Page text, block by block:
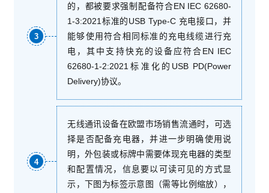
3
的，都被要求强制配备符合EN IEC 62680-
1-3:2021标准的USB Type-C 充电接口，并
能够使用符合相同标准的充电线缆进行充
电，其中支持快充的设备应符合EN IEC
62680-1-2:2021标准化的USB PD(Power
Delivery)协议。
4
无线通讯设备在欧盟市场销售流通时，可选
择是否配备充电器，并进一步明确使用说
明，外包装或标牌中需要体现充电器的类型
和配置情况，信息要以可读可见的方式显
示，下图为标签示意图（需等比例缩放），